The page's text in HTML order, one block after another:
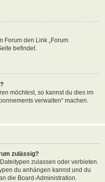
Forum den Link „Forum
befindet.
möchtest, so kannst du dies im
verwalten“ machen.
zulässig?
zulassen oder verbieten.
du anhängen kannst und du
die Board-Administration.